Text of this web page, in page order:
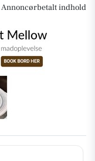
Annoncørbetalt indhold